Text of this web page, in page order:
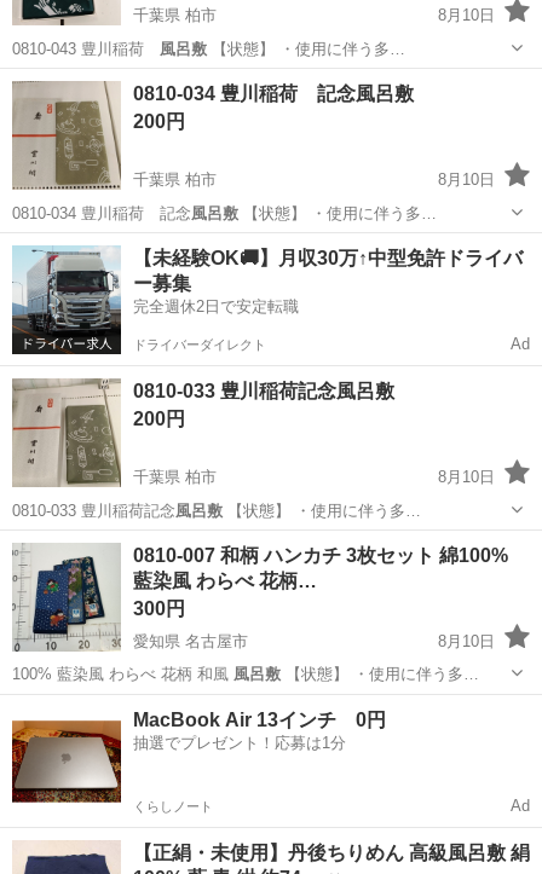
千葉県 柏市
8月10日
0810-043 豊川稲荷 風呂敷 【状態】 ・使用に伴う多…
千葉 柏市 風呂敷
0810-034 豊川稲荷 記念風呂敷
200円
千葉県 柏市
8月10日
0810-034 豊川稲荷 記念風呂敷 【状態】 ・使用に伴う多…
千葉 柏市 ラッピング用品 風呂敷
【未経験OK🚚】月収30万↑中型免許ドライバ
ー募集
完全週休2日で安定転職
ドライバーダイレクト Ad
0810-033 豊川稲荷記念風呂敷
200円
千葉県 柏市
8月10日
0810-033 豊川稲荷記念風呂敷 【状態】 ・使用に伴う多…
千葉 柏市 ラッピング用品
0810-007 和柄 ハンカチ 3枚セット 綿100%
藍染風 わらべ 花柄…
300円
愛知県 名古屋市
8月10日
100% 藍染風 わらべ 花柄 和風 風呂敷 【状態】 ・使用に伴う多…
わらべ
MacBook Air 13インチ 0円
抽選でプレゼント！応募は1分
くらしノート Ad
【正絹・未使用】丹後ちりめん 高級風呂敷 絹